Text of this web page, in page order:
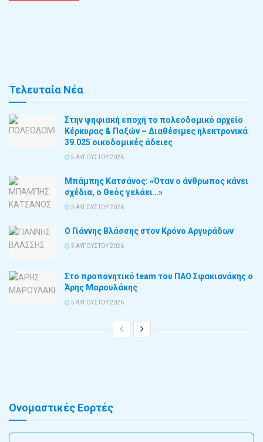
Τελευταία Νέα
Στην ψηφιακή εποχή το πολεοδομικό αρχείο
Κέρκυρας & Παξών – Διαθέσιμες ηλεκτρονικά
39.025 οικοδομικές άδειες
5 ΑΥΓΟΎΣΤΟΥ 2026
Μπάμπης Κατσάνος: «Όταν ο άνθρωπος κάνει
σχέδια, ο Θεός γελάει…»
5 ΑΥΓΟΎΣΤΟΥ 2026
Ο Γιάννης Βλάσσης στον Κρόνο Αργυράδων
5 ΑΥΓΟΎΣΤΟΥ 2026
Στο προπονητικό team του ΠΑΟ Σφακιανάκης ο
Άρης Μαρουλάκης
5 ΑΥΓΟΎΣΤΟΥ 2026
Ονομαστικές Εορτές